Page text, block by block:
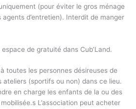
(pour éviter le gros ménage
d’entretien). Interdit de manger
espace de gratuité dans Cub’Land.
toutes les personnes désireuses de
ateliers (sportifs ou non) dans ce lieu.
en charge les enfants de la ou des
L’association peut acheter